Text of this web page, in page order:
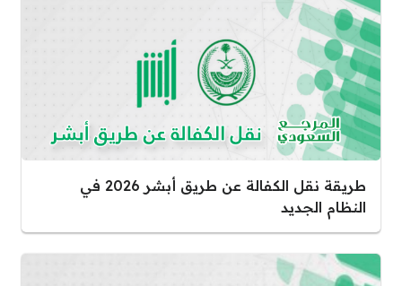
طريقة نقل الكفالة عن طريق أبشر 2026 في
النظام الجديد